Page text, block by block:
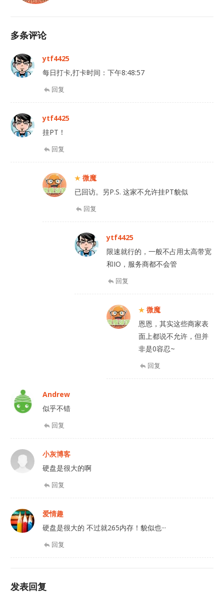
多条评论
ytf4425
每日打卡,打卡时间：下午8:48:57
回复
ytf4425
挂PT！
回复
微魔
已回访。另P.S. 这家不允许挂PT貌似
回复
ytf4425
限速就行的，一般不占用太高带宽
和IO，服务商都不会管
回复
微魔
恩恩，其实这些商家表
面上都说不允许，但并
非是0容忍~
回复
Andrew
似乎不错
回复
小灰博客
硬盘是很大的啊
回复
爱情趣
硬盘是很大的 不过就265内存！貌似也···
回复
发表回复